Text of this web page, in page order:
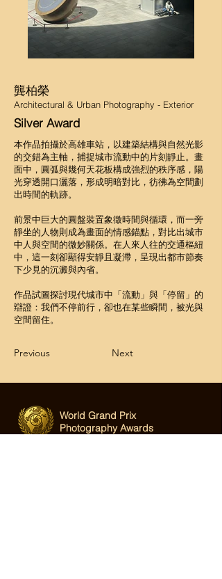
龔柏榮
Architectural & Urban Photography - Exterior
Silver Award
本作品拍攝於高雄車站，以建築結構與自然光影
的交錯為主軸，捕捉城市流動中的片刻靜止。畫
面中，圓弧與幾何天花板構成強烈的秩序感，陽
光穿透開口灑落，形成明暗對比，彷彿為空間劃
出時間的軌跡。
前景中巨大的圓盤裝置象徵時間與循環，而一旁
靜坐的人物則成為畫面的情感錨點，對比出城市
中人與空間的微妙關係。在人來人往的交通樞紐
中，這一刻卻顯得安靜且凝滯，呈現出都市節奏
下少見的沉澱與內省。
作品試圖探討現代城市中「流動」與「停留」的
辯證：我們不停前行，卻也在某些瞬間，被光與
空間留住。
Previous Next
World Grand Prix
Photography Awards